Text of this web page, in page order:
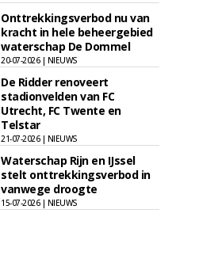
Onttrekkingsverbod nu van
kracht in hele beheergebied
waterschap De Dommel
20-07-2026 | NIEUWS
De Ridder renoveert
stadionvelden van FC
Utrecht, FC Twente en
Telstar
21-07-2026 | NIEUWS
Waterschap Rijn en IJssel
stelt onttrekkingsverbod in
vanwege droogte
15-07-2026 | NIEUWS